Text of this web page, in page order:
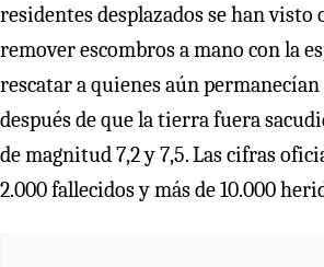
residentes desplazados se han visto
remover escombros a mano con la
rescatar a quienes aún permanecían
después de que la tierra fuera
de magnitud 7,2 y 7,5. Las cifras
2.000 fallecidos y más de 10.000